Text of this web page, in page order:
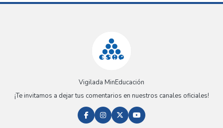
Vigilada MinEducación
¡Te invitamos a dejar tus comentarios en nuestros canales oficiales!